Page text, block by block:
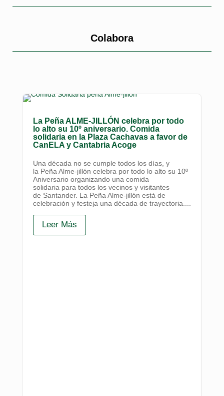
Colabora
La Peña ALME-JILLÓN celebra por todo
lo alto su 10º aniversario. Comida
solidaria en la Plaza Cachavas a favor de
CanELA y Cantabria Acoge
Una década no se cumple todos los días, y
la Peña Alme-jillón celebra por todo lo alto su 10º
Aniversario organizando una comida
solidaria para todos los vecinos y visitantes
de Santander. La Peña Alme-jillón está de
celebración y festeja una década de trayectoria....
Leer Más